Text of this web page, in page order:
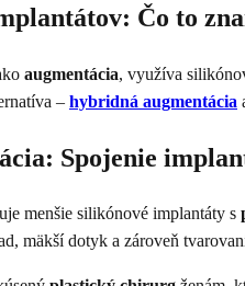
Čo to
augmentácia, využíva
– hybridná augmentácia
Spojenie
menšie silikónové implantáty s
mäkší dotyk a zároveň